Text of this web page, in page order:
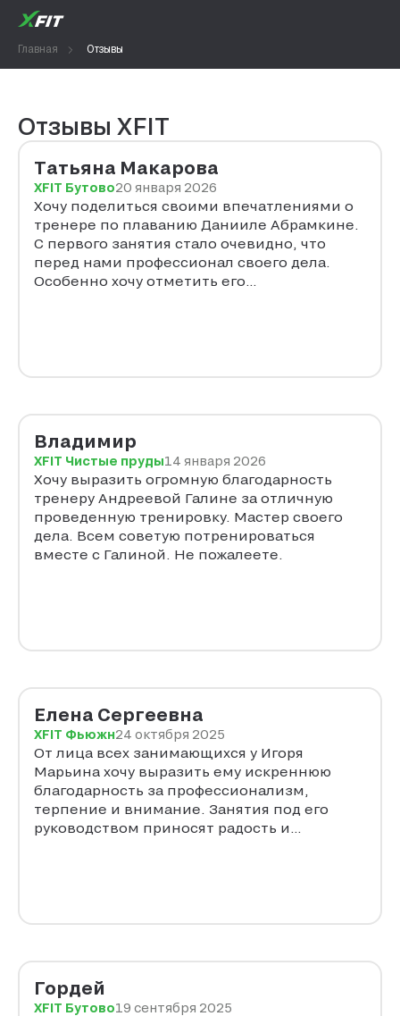
Главная Отзывы
Отзывы XFIT
Татьяна Макарова
XFIT Бутово20 января 2026
Хочу поделиться своими впечатлениями о
тренере по плаванию Данииле Абрамкине.
С первого занятия стало очевидно, что
перед нами профессионал своего дела.
Особенно хочу отметить его
давления, только конструктивная критика и
боится воды, постепенно преодолевают
профессионализм вдохновляют детей на
новые достижения. Однозначно
рекомендую этого специалиста всем, кто
хочет научиться плавать или улучшить свою
технику!
Владимир
XFIT Чистые пруды14 января 2026
Хочу выразить огромную благодарность
тренеру Андреевой Галине за отличную
проведенную тренировку. Мастер своего
дела. Всем советую потренироваться
вместе с Галиной. Не пожалеете.
Елена Сергеевна
XFIT Фьюжн24 октября 2025
От лица всех занимающихся у Игоря
Марьина хочу выразить ему искреннюю
благодарность за профессионализм,
терпение и внимание. Занятия под его
руководством приносят радость и
Организуйте для "молодых специалистов",
аквааэробике в другие дни, стажировку у
Марьина И.С. Таких специалистов надо
беречь и материально заинтересовывать!
Гордей
XFIT Бутово19 сентября 2025